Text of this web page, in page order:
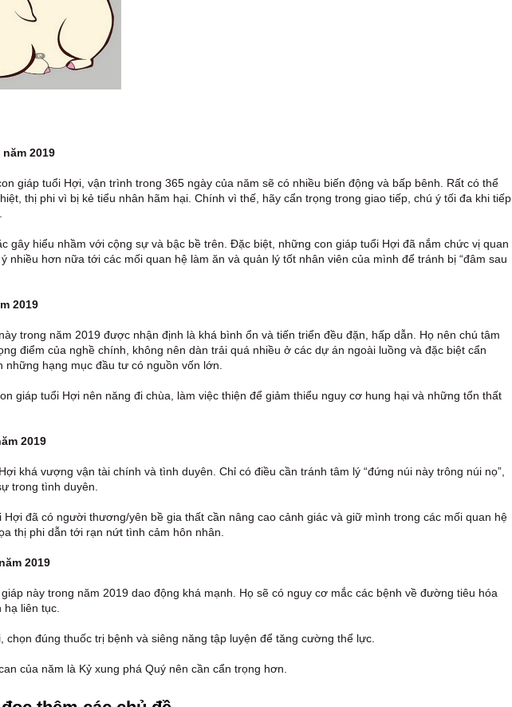
2019
giáp tuổi Hợi, vận trình trong 365 ngày của năm sẽ có nhiều biến động và bấp bênh. Rất có thể
thị phi vì bị kẻ tiểu nhân hãm hại. Chính vì thế, hãy cẩn trọng trong giao tiếp, chú ý tối đa khi tiếp
gây hiểu nhầm với cộng sự và bậc bề trên. Đặc biệt, những con giáp tuổi Hợi đã nắm chức vị quan
nhiều hơn nữa tới các mối quan hệ làm ăn và quản lý tốt nhân viên của mình để tránh bị “đâm sau
2019
trong năm 2019 được nhận định là khá bình ổn và tiến triển đều đặn, hấp dẫn. Họ nên chú tâm
điểm của nghề chính, không nên dàn trải quá nhiều ở các dự án ngoài luồng và đặc biệt cẩn
những hạng mục đầu tư có nguồn vốn lớn.
giáp tuổi Hợi nên năng đi chùa, làm việc thiện để giảm thiểu nguy cơ hung hại và những tổn thất
2019
khá vượng vận tài chính và tình duyên. Chỉ có điều cần tránh tâm lý “đứng núi này trông núi nọ”,
trong tình duyên.
Hợi đã có người thương/yên bề gia thất cần nâng cao cảnh giác và giữ mình trong các mối quan hệ
thị phi dẫn tới rạn nứt tình cảm hôn nhân.
2019
này trong năm 2019 dao động khá mạnh. Họ sẽ có nguy cơ mắc các bệnh về đường tiêu hóa
liên tục.
chọn đúng thuốc trị bệnh và siêng năng tập luyện để tăng cường thể lực.
của năm là Kỷ xung phá Quý nên cần cẩn trọng hơn.